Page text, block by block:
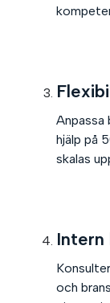
Anpassa
hjälp på
skalas
och